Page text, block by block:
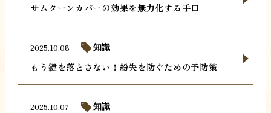
サムターンカバーの効果を無力化する手口
もう鍵を落とさない！紛失を防ぐための予防策
2025.10.08 知識
2025.10.07 知識